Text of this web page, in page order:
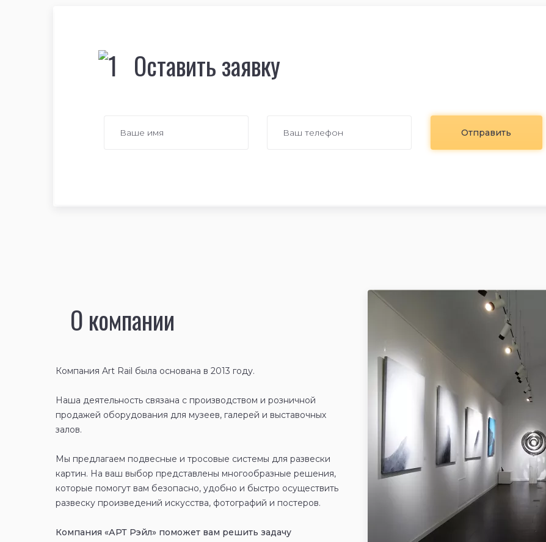
Ваша заявка принята!
В ближайшее время мы с вами свяжемся!
Оставить заявку
Отправить
О компании
Компания Art Rail была основана в 2013 году.
Наша деятельность связана с производством и розничной
продажей оборудования для музеев, галерей и выставочных
залов.
Мы предлагаем подвесные и тросовые системы для развески
картин. На ваш выбор представлены многообразные решения,
которые помогут вам безопасно, удобно и быстро осуществить
развеску произведений искусства, фотографий и постеров.
Компания «АРТ Рэйл» поможет вам решить задачу